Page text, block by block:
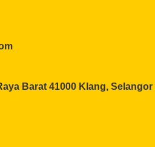
Barat 41000 Klang, Selangor